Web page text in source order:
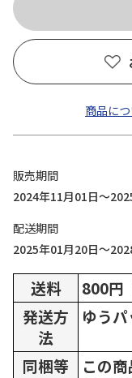
商品に
販売期間
2024年11月01日～
配送期間
2025年01月20日～
送料
800円
発送方
法
ゆう
同梱等 この